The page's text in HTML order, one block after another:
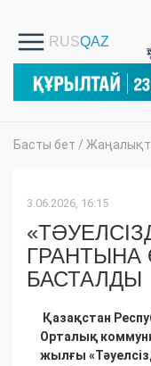
Басты бет /
3.06.2026, 16:15
ГРАНТЫНА
БАСТАЛДЫ
Қазақстан
Орталық
жылғы